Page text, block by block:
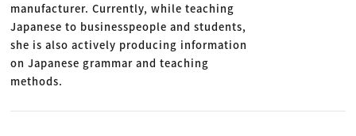
manufacturer. Currently, while teaching
Japanese to businesspeople and students,
she is also actively producing information
on Japanese grammar and teaching
methods.